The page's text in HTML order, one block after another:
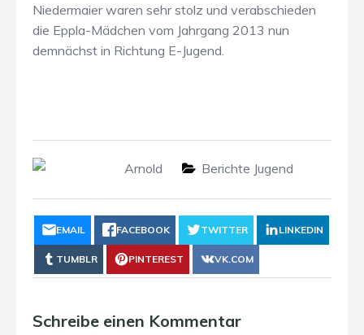
Niedermaier waren sehr stolz und verabschieden
die Eppla-Mädchen vom Jahrgang 2013 nun
demnächst in Richtung E-Jugend.
Arnold Berichte Jugend
EMAIL FACEBOOK TWITTER LINKEDIN
TUMBLR PINTEREST VK.COM
Schreibe einen Kommentar